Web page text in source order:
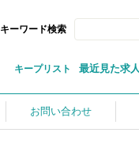
キーワード検索
キープリスト 最近見た求人
お問い合わせ